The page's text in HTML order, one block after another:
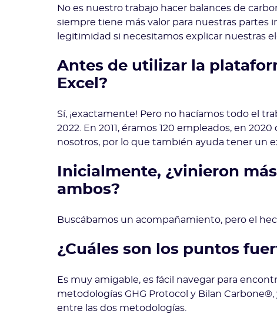
No es nuestro trabajo hacer balances de
siempre tiene más valor para nuestras
legitimidad si necesitamos explicar nuestras
Antes de utilizar la
Excel?
Sí, ¡exactamente! Pero no hacíamos todo el
2022. En 2011, éramos 120 empleados, en
nosotros, por lo que también ayuda tener un
Inicialmente, ¿vinieron
ambos?
Buscábamos un acompañamiento, pero el
¿Cuáles son los puntos
Es muy amigable, es fácil navegar para
metodologías GHG Protocol y Bilan
entre las dos metodologías.